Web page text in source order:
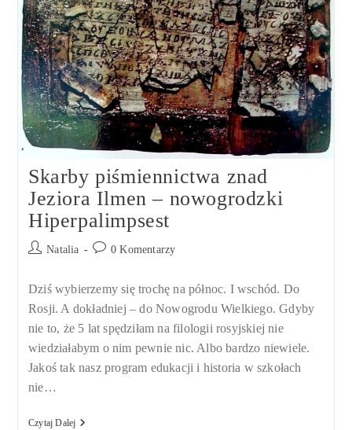
Skarby piśmiennictwa znad
Jeziora Ilmen – nowogrodzki
Hiperpalimpsest
PostNatalia
Post0 Komentarzy
Dziś wybierzemy się trochę na północ. I wschód. Do
Rosji. A dokładniej – do Nowogrodu Wielkiego. Gdyby
nie to, że 5 lat spędziłam na filologii rosyjskiej nie
wiedziałabym o nim pewnie nic. Albo bardzo niewiele.
Jakoś tak nasz program edukacji i historia w szkołach
nie…
Czytaj DalejSkarby